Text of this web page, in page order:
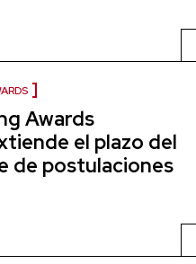
Awards
el plazo del
de postulaciones